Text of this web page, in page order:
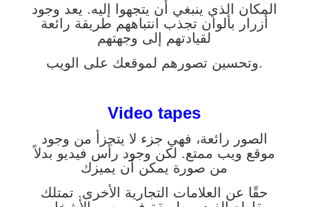
المكان الذي ينبغي أن يتجهوا إليه. يعد وجود
أزرار بألوان تجذب انتباههم طريقة رائعة
لقيادتهم إلى وجهتهم
وتحسين تصورهم لموقعك على الويب.
Video tapes
الصور رائعة، فهي جزء لا يتجزأ من وجود
موقع ويب ممتع. لكن وجود رأس فيديو بدلاً
من صورة يمكن أن يميزك
حقًا عن العلامات التجارية الأخرى. تمتلك